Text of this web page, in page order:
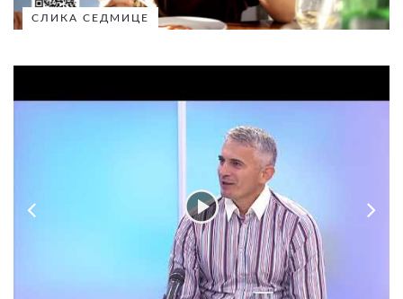
СЛИКА СЕДМИЦЕ